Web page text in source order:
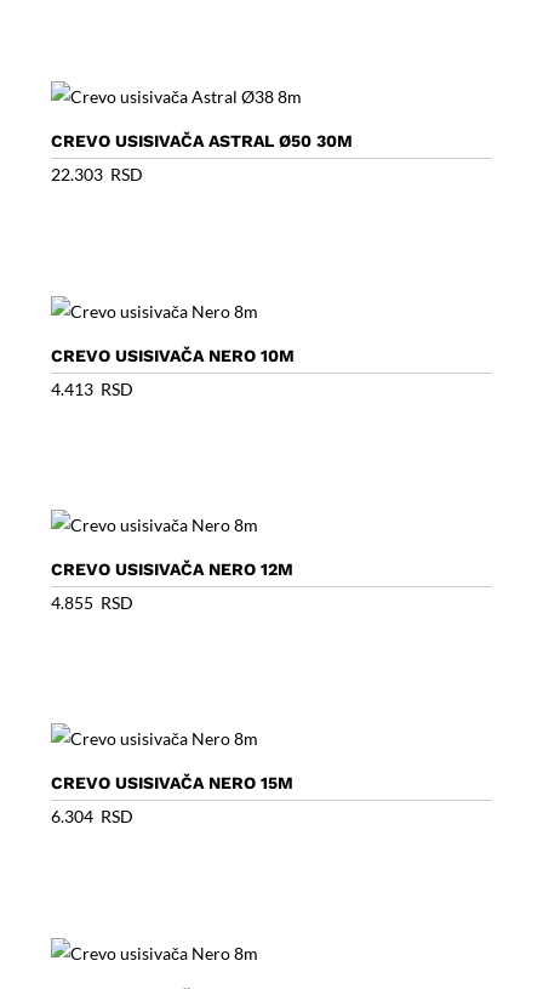
CREVO USISIVAČA ASTRAL Ø50 30M
22.303 RSD
CREVO USISIVAČA NERO 10M
4.413 RSD
CREVO USISIVAČA NERO 12M
4.855 RSD
CREVO USISIVAČA NERO 15M
6.304 RSD